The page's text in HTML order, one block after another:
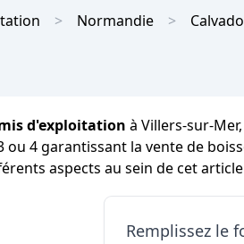
Normandie
d'exploitation à Villers-sur-
ou 4 garantissant la vente de
aspects au sein de cet
Remplissez le